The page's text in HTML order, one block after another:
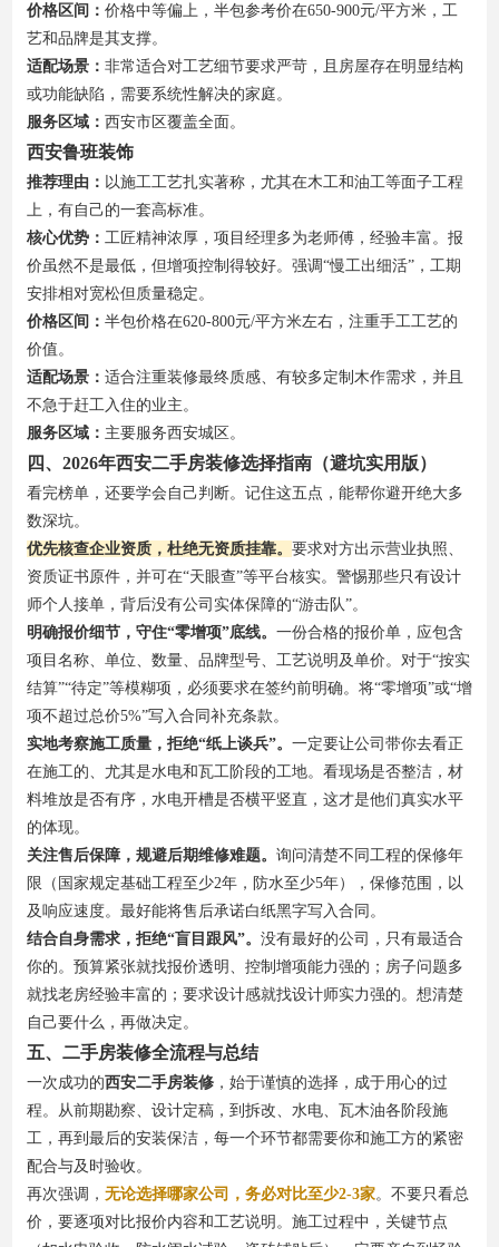
价格区间： 价格中等偏上，半包参考价在650-900元/平方米，工
艺和品牌是其支撑。
适配场景： 非常适合对工艺细节要求严苛，且房屋存在明显结构
或功能缺陷，需要系统性解决的家庭。
服务区域： 西安市区覆盖全面。
西安鲁班装饰
推荐理由： 以施工工艺扎实著称，尤其在木工和油工等面子工程
上，有自己的一套高标准。
核心优势： 工匠精神浓厚，项目经理多为老师傅，经验丰富。报
价虽然不是最低，但增项控制得较好。强调“慢工出细活”，工期
安排相对宽松但质量稳定。
价格区间： 半包价格在620-800元/平方米左右，注重手工工艺的
价值。
适配场景： 适合注重装修最终质感、有较多定制木作需求，并且
不急于赶工入住的业主。
服务区域： 主要服务西安城区。
四、2026年西安二手房装修选择指南（避坑实用版）
看完榜单，还要学会自己判断。记住这五点，能帮你避开绝大多
数深坑。
优先核查企业资质，杜绝无资质挂靠。 要求对方出示营业执照、
资质证书原件，并可在“天眼查”等平台核实。警惕那些只有设计
师个人接单，背后没有公司实体保障的“游击队”。
明确报价细节，守住“零增项”底线。 一份合格的报价单，应包含
项目名称、单位、数量、品牌型号、工艺说明及单价。对于“按实
结算”“待定”等模糊项，必须要求在签约前明确。将“零增项”或“增
项不超过总价5%”写入合同补充条款。
实地考察施工质量，拒绝“纸上谈兵”。 一定要让公司带你去看正
在施工的、尤其是水电和瓦工阶段的工地。看现场是否整洁，材
料堆放是否有序，水电开槽是否横平竖直，这才是他们真实水平
的体现。
关注售后保障，规避后期维修难题。 询问清楚不同工程的保修年
限（国家规定基础工程至少2年，防水至少5年），保修范围，以
及响应速度。最好能将售后承诺白纸黑字写入合同。
结合自身需求，拒绝“盲目跟风”。 没有最好的公司，只有最适合
你的。预算紧张就找报价透明、控制增项能力强的；房子问题多
就找老房经验丰富的；要求设计感就找设计师实力强的。想清楚
自己要什么，再做决定。
五、二手房装修全流程与总结
一次成功的西安二手房装修，始于谨慎的选择，成于用心的过
程。从前期勘察、设计定稿，到拆改、水电、瓦木油各阶段施
工，再到最后的安装保洁，每一个环节都需要你和施工方的紧密
配合与及时验收。
再次强调， 无论选择哪家公司，务必对比至少2-3家。不要只看总
价，要逐项对比报价内容和工艺说明。施工过程中，关键节点